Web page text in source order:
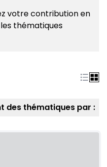
un nouvel onglet)
votre contribution en
thématiques
des thématiques par :